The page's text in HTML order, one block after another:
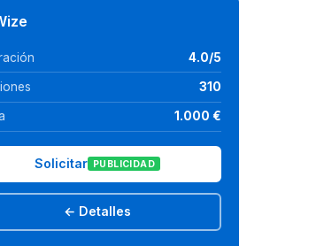
4.0/5
310
1.000 €
Solicitar PUBLICIDAD
← Detalles